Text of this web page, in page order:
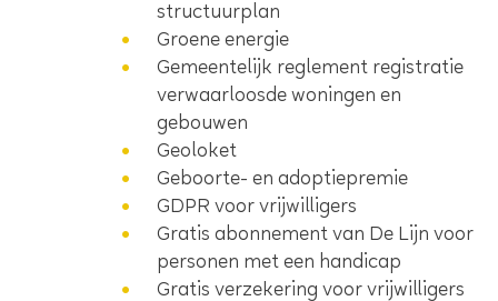
structuurplan
Groene energie
Gemeentelijk reglement registratie
verwaarloosde woningen en
gebouwen
Geoloket
Geboorte- en adoptiepremie
GDPR voor vrijwilligers
Gratis abonnement van De Lijn voor
personen met een handicap
Gratis verzekering voor vrijwilligers